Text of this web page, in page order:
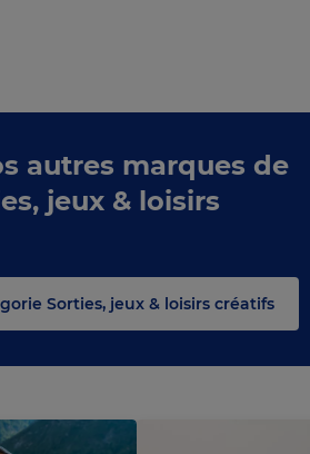
autres marques de
jeux & loisirs
Sorties, jeux & loisirs créatifs